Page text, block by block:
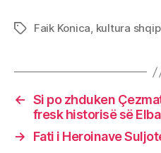
TagsFaik Konica, kultura
← Si po zhduken
fresk historisë së
→
Fati i Heroinave